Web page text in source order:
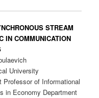
STREAM
IN COMMUNICATION
University
of Informational
in Economy Department